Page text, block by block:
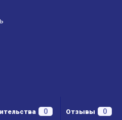
0 Отзывы 0